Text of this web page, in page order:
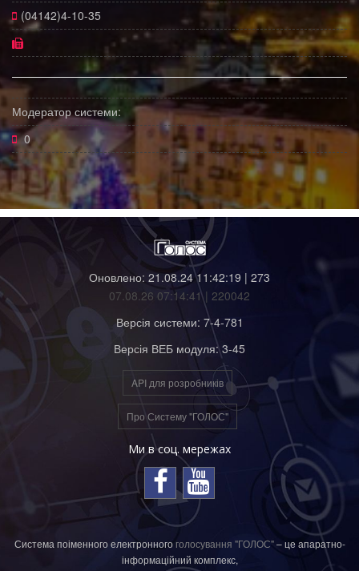
(04142)4-10-35
Модератор системи:
0
Оновлено: 21.08.24 11:42:19 | 273
07.08.26 07:14:41 | 220042
Версія системи: 7-4-781
Версія ВЕБ модуля: 3-45
API для розробників
Про Систему "ГОЛОС"
Ми в соц. мережах
Система поіменного електронногоголосування "ГОЛОС"– це апаратно-
інформаційний комплекс,